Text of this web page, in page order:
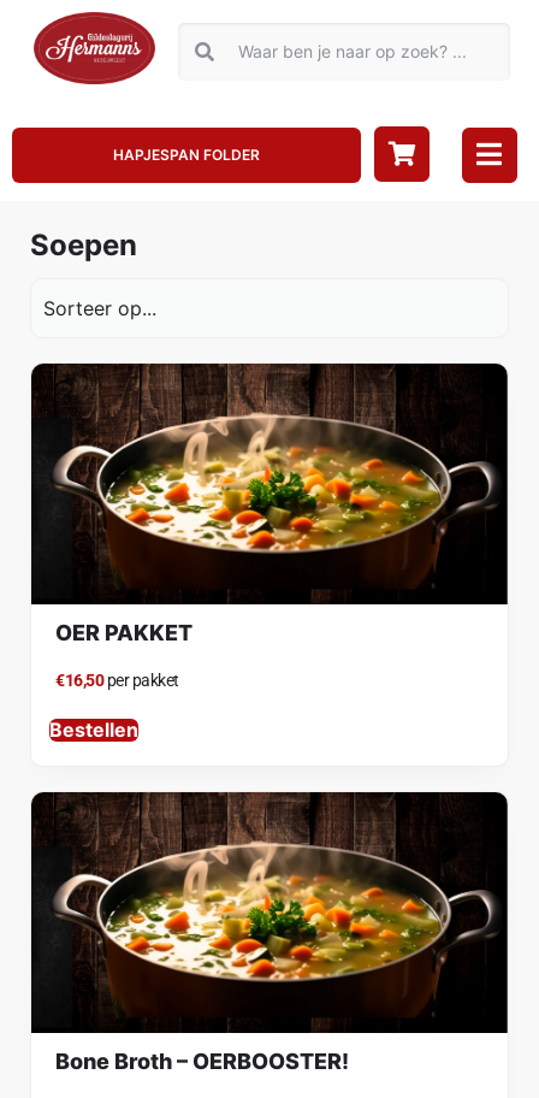
HAPJESPAN FOLDER
Soepen
OER PAKKET
€16,50per pakket
Bestellen
Bone Broth – OERBOOSTER!